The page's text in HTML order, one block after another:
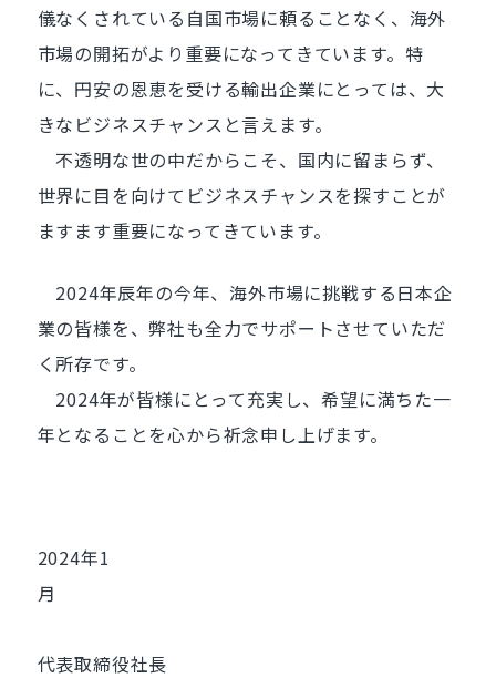
儀なくされている自国市場に頼ることなく、海外
市場の開拓がより重要になってきています。特
に、円安の恩恵を受ける輸出企業にとっては、大
きなビジネスチャンスと言えます。
不透明な世の中だからこそ、国内に留まらず、
世界に目を向けてビジネスチャンスを探すことが
ますます重要になってきています。
2024年辰年の今年、海外市場に挑戦する日本企
業の皆様を、弊社も全力でサポートさせていただ
く所存です。
2024年が皆様にとって充実し、希望に満ちた一
年となることを心から祈念申し上げます。
2024年1
代表取締役社長